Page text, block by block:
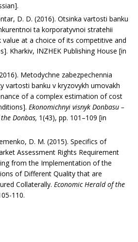
D. D. (2016). Otsinka vartosti banku
ta korporatyvnoi stratehii
at a choice of its competitive and
Kharkiv, INZHEK Publishing House [in
Metodychne zabezpe­chennia
vartosti banku v kryzovykh umovakh
of a complex estimation of cost
Ekonomichnyi visnyk Donbasu –
Donbas, 1(43), рр. 101–109 [in
D. M. (2015). Specifics of
Assessment Rights Requirement
from the Imple­mentation of the
of Different Quality that are
Collaterally. Economic Herald of the
110.